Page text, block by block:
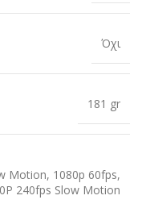
Όχι
181 gr
Motion, 1080p 60fps,
240fps Slow Motion